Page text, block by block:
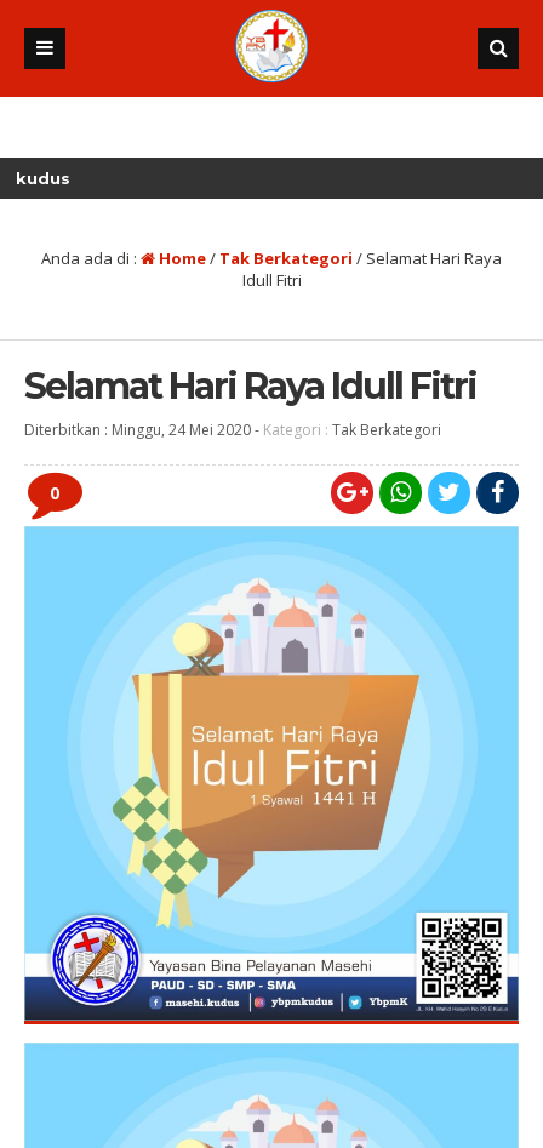
Anda ada di : Home/ Tak Berkategori / Selamat Hari Raya
Idull Fitri
Selamat Hari Raya Idull Fitri
Diterbitkan : Minggu, 24 Mei 2020- Kategori : Tak Berkategori
0